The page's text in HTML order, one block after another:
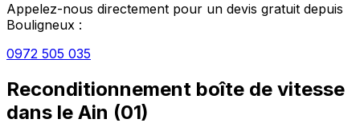
Appelez-nous directement pour un devis gratuit depuis
Bouligneux :
0972 505 035
Reconditionnement boîte de vitesse
dans le Ain (01)